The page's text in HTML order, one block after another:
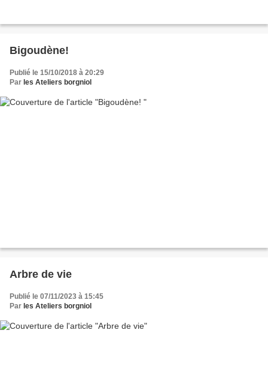
Bigoudène!
Publié le 15/10/2018 à 20:29
Par les Ateliers borgniol
Arbre de vie
Publié le 07/11/2023 à 15:45
Par les Ateliers borgniol